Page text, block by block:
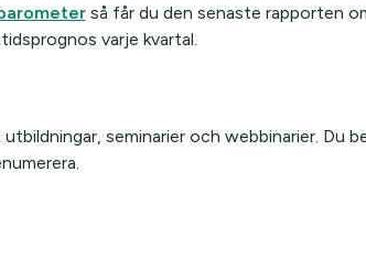
så får du den senaste rapporten
varje kvartal.
seminarier och webbinarier. Du